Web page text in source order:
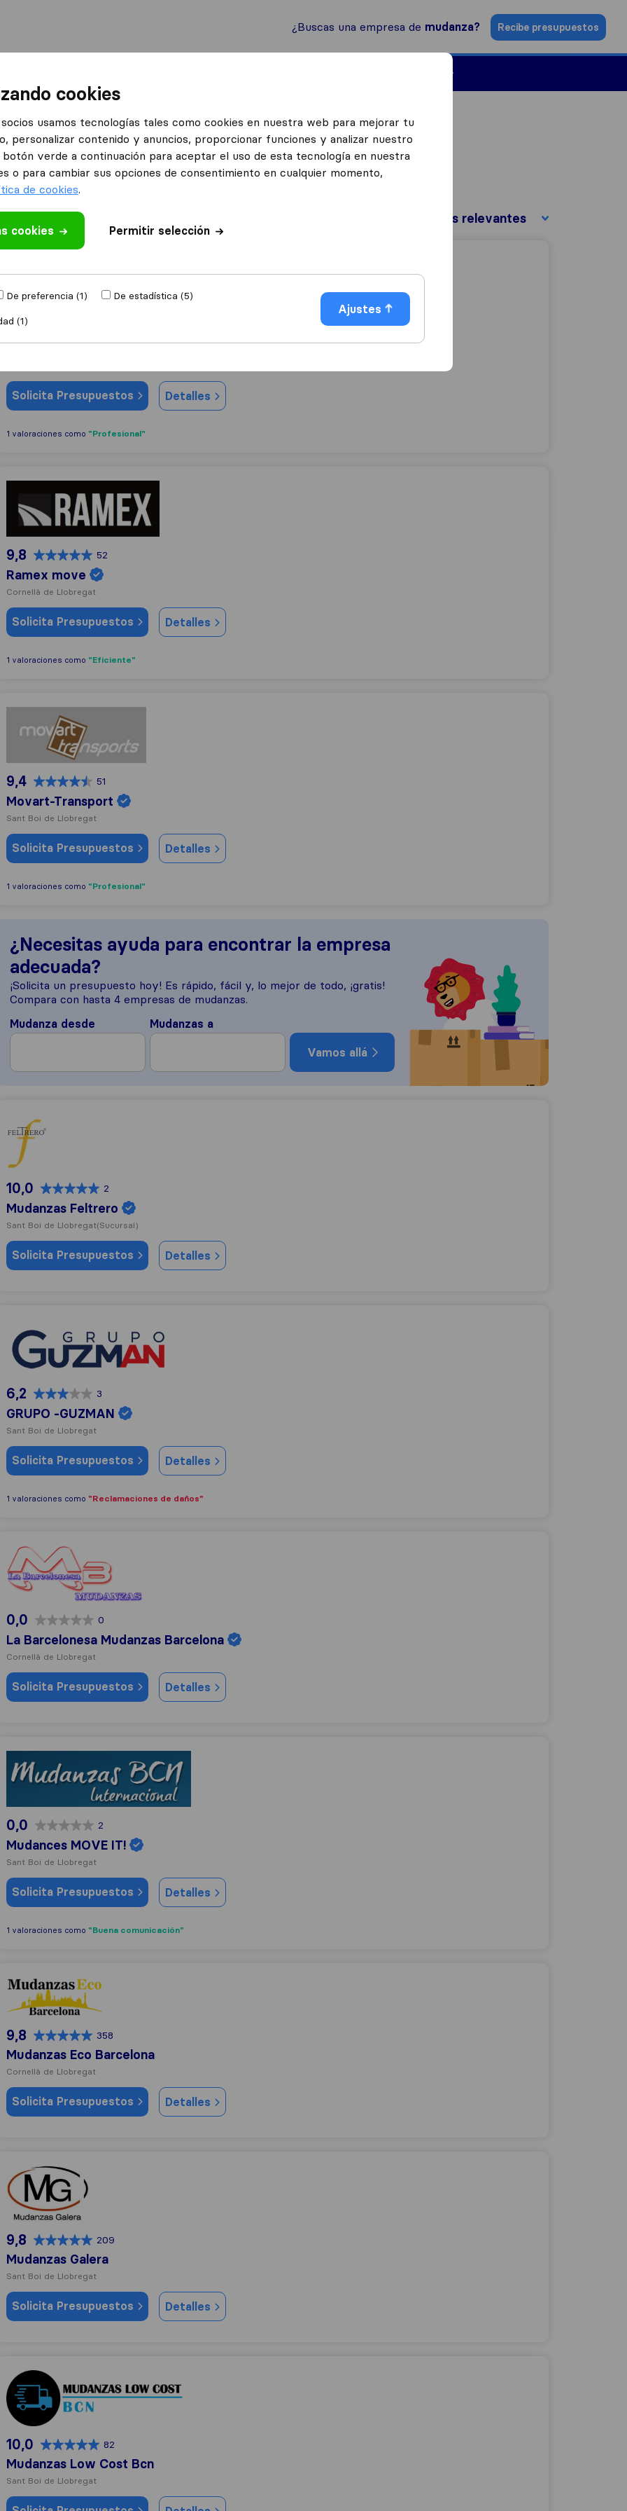
¿Buscas una empresa de mudanza? Recibe presupuestos
en Sant Boi de Llobregat
Boi de Llobregat
9,3
SIT Business Group
Solicita Presupuestos Detalles
1 valoraciones como "Profesional"
9,8 52
Ramex move
Cornellà de Llobregat
Solicita Presupuestos Detalles
1 valoraciones como "Eficiente"
Movart-Transport
9,4 51
Movart-Transport
Sant Boi de Llobregat
Solicita Presupuestos Detalles
1 valoraciones como "Profesional"
¿Necesitas ayuda para encontrar la empresa
adecuada?
¡Solicita un presupuesto hoy! Es rápido, fácil y, lo mejor de todo, ¡gratis!
Compara con hasta 4 empresas de mudanzas.
Mudanza desde
Mudanzas a
Vamos allá
Mudanzas Feltrero
10,0 2
Mudanzas Feltrero
Sant Boi de Llobregat(Sucursal)
Solicita Presupuestos Detalles
6,2 3
GRUPO -GUZMAN
Sant Boi de Llobregat
Solicita Presupuestos Detalles
1 valoraciones como "Reclamaciones de daños"
La Barcelonesa Mudanzas Barcelona
0,0 0
La Barcelonesa Mudanzas Barcelona
Cornellà de Llobregat
Solicita Presupuestos Detalles
0,0 2
Mudances MOVE IT!
Sant Boi de Llobregat
Solicita Presupuestos Detalles
1 valoraciones como "Buena comunicación"
Mudanzas Eco Barcelona
9,8 358
Mudanzas Eco Barcelona
Cornellà de Llobregat
Solicita Presupuestos Detalles
Mudanzas Galera
9,8 209
Mudanzas Galera
Sant Boi de Llobregat
Solicita Presupuestos Detalles
Mudanzas Low Cost Bcn
10,0 82
Mudanzas Low Cost Bcn
Sant Boi de Llobregat
cookies
usamos tecnologías tales como cookies en nuestra web para mejorar tu
personalizar contenido y anuncios, proporcionar funciones y analizar nuestro
verde a continuación para aceptar el uso de esta tecnología en nuestra
o para cambiar sus opciones de consentimiento en cualquier momento,
de cookies.
cookies Permitir selección
De preferencia (1)
De estadística (5)
(1)
Ajustes